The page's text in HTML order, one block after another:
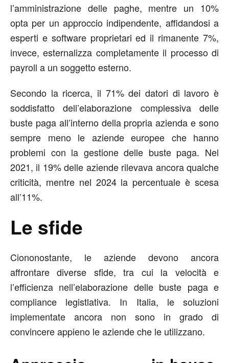
l’amministrazione delle paghe, mentre un 10%
opta per un approccio indipendente, affidandosi a
esperti e software proprietari ed il rimanente 7%,
invece, esternalizza completamente il processo di
payroll a un soggetto esterno.
Secondo la ricerca, il 71% dei datori di lavoro è
soddisfatto dell’elaborazione complessiva delle
buste paga all’interno della propria azienda e sono
sempre meno le aziende europee che hanno
problemi con la gestione delle buste paga. Nel
2021, il 19% delle aziende rilevava ancora qualche
criticità, mentre nel 2024 la percentuale è scesa
all’11%.
Le sfide
Ciononostante, le aziende devono ancora
affrontare diverse sfide, tra cui la velocità e
l’efficienza nell’elaborazione delle buste paga e
compliance legistlativa. In Italia, le soluzioni
implementate ancora non sono in grado di
convincere appieno le aziende che le utilizzano.